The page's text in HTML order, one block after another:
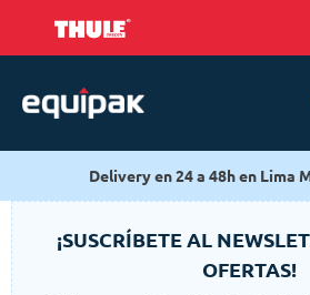
Delivery en 24 a 48h en Lima
¡SUSCRÍBETE AL
OFERTAS!